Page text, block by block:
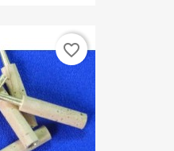
favorite_border